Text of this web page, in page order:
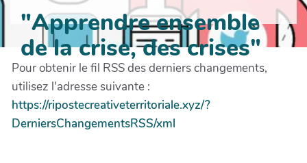
"Apprendre ensemble
de la crise, des crises"
Pour obtenir le fil RSS des derniers changements,
utilisez l'adresse suivante :
https://ripostecreativeterritoriale.xyz/?
DerniersChangementsRSS/xml